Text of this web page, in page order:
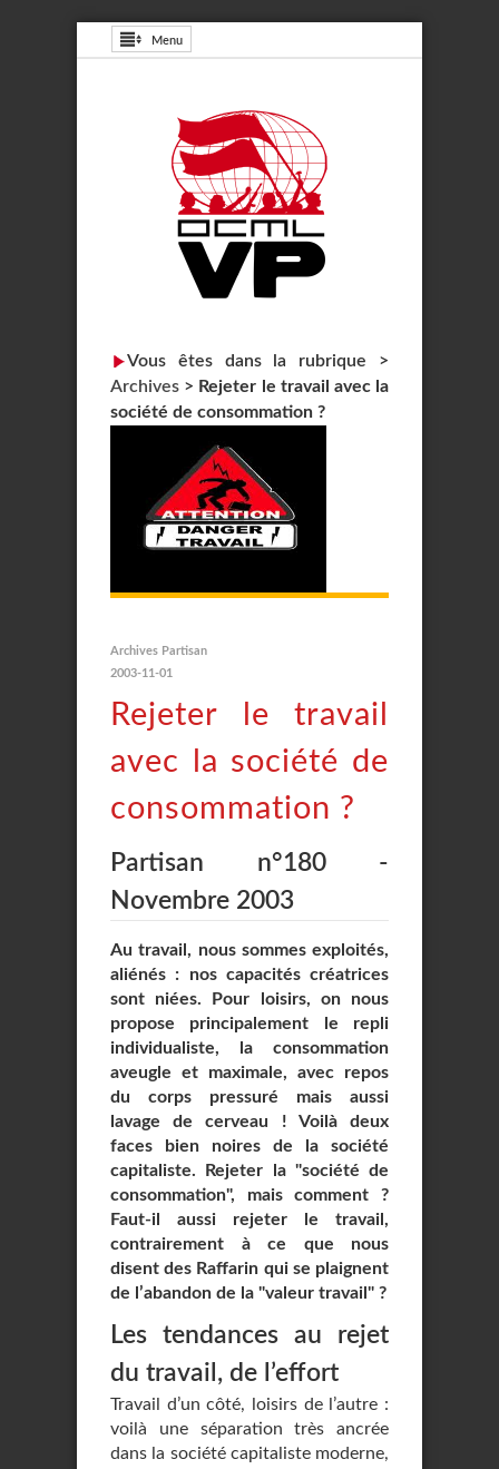
Menu
Vous êtes dans la rubrique >
Archives > Rejeter le travail avec la
société de consommation ?
Archives Partisan
2003-11-01
Rejeter le travail
avec la société de
consommation ?
Partisan n°180 -
Novembre 2003
Au travail, nous sommes exploités,
aliénés : nos capacités créatrices
sont niées. Pour loisirs, on nous
propose principalement le repli
individualiste, la consommation
aveugle et maximale, avec repos
du corps pressuré mais aussi
lavage de cerveau ! Voilà deux
faces bien noires de la société
capitaliste. Rejeter la "société de
consommation", mais comment ?
Faut-il aussi rejeter le travail,
contrairement à ce que nous
disent des Raffarin qui se plaignent
de l’abandon de la "valeur travail" ?
Les tendances au rejet
du travail, de l’effort
Travail d’un côté, loisirs de l’autre :
voilà une séparation très ancrée
dans la société capitaliste moderne,